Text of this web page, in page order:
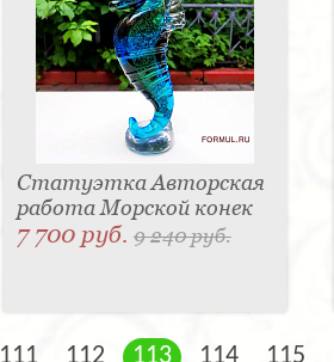
Статуэтка Авторская
работа Морской конек
7 700 руб. 9 240 руб.